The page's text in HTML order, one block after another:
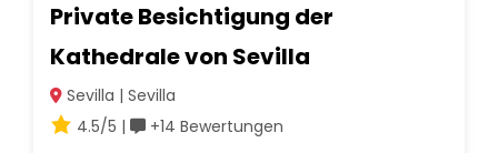
Private Besichtigung der
Kathedrale von Sevilla
Sevilla | Sevilla
4.5/5 |
+14 Bewertungen